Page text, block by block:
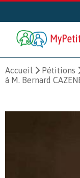
Accueil Pétitions
à M. Bernard